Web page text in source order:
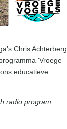
Chris Achterberg
'Vroege
educatieve
radio program,